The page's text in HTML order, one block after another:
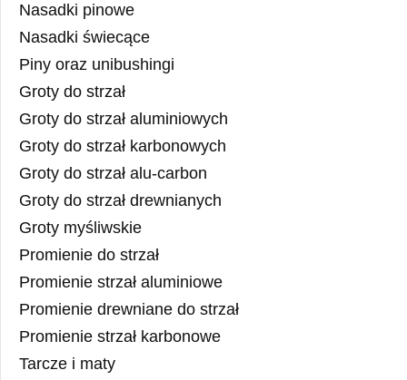
Nasadki pinowe
Nasadki świecące
Piny oraz unibushingi
Groty do strzał
Groty do strzał aluminiowych
Groty do strzał karbonowych
Groty do strzał alu-carbon
Groty do strzał drewnianych
Groty myśliwskie
Promienie do strzał
Promienie strzał aluminiowe
Promienie drewniane do strzał
Promienie strzał karbonowe
Tarcze i maty